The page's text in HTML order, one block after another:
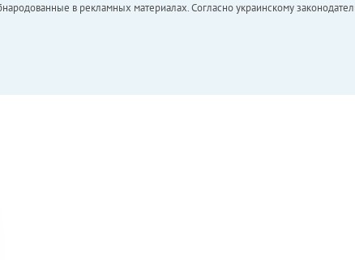
в рекламных материалах. Согласно украинскому